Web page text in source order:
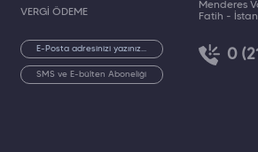
VERGİ ÖDEME
SMS ve E-bülten Aboneliği
Menderes
Fatih -
0